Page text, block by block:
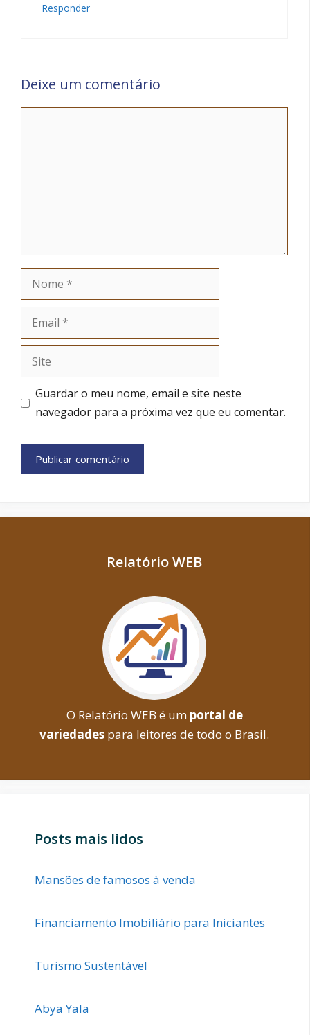
Responder
Deixe um comentário
Nome
Email
Site
Guardar o meu nome, email e site neste
navegador para a próxima vez que eu comentar.
Relatório WEB
O Relatório WEB é um portal de
variedades para leitores de todo o Brasil.
Posts mais lidos
Mansões de famosos à venda
Financiamento Imobiliário para Iniciantes
Turismo Sustentável
Abya Yala